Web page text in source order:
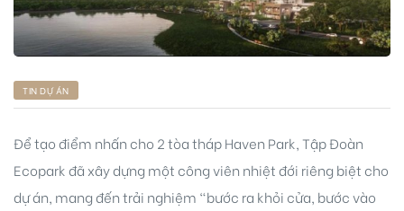
TIN DỰ ÁN
Để tạo điểm nhấn cho 2 tòa tháp Haven Park, Tập Đoàn
Ecopark đã xây dựng một công viên nhiệt đới riêng biệt cho
dự án, mang đến trải nghiệm “bước ra khỏi cửa, bước vào